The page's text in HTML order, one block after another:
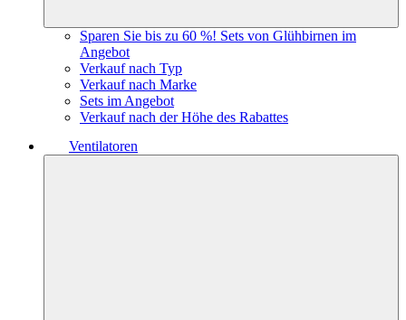
Sparen Sie bis zu 60 %! Sets von Glühbirnen im
Angebot
Verkauf nach Typ
Verkauf nach Marke
Sets im Angebot
Verkauf nach der Höhe des Rabattes
Ventilatoren